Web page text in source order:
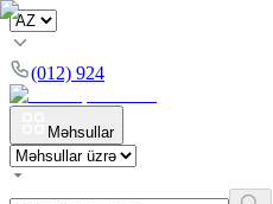
(012) 924
Məhsullar